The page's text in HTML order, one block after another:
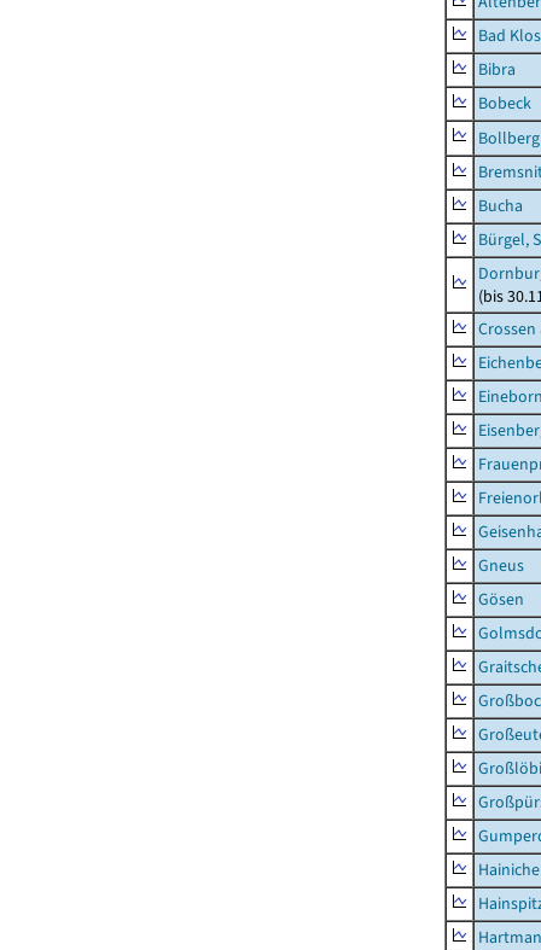
Bad
Bibra
Bobeck
Bollberg
Bucha
Bürgel,
(bis
Gneus
Gösen